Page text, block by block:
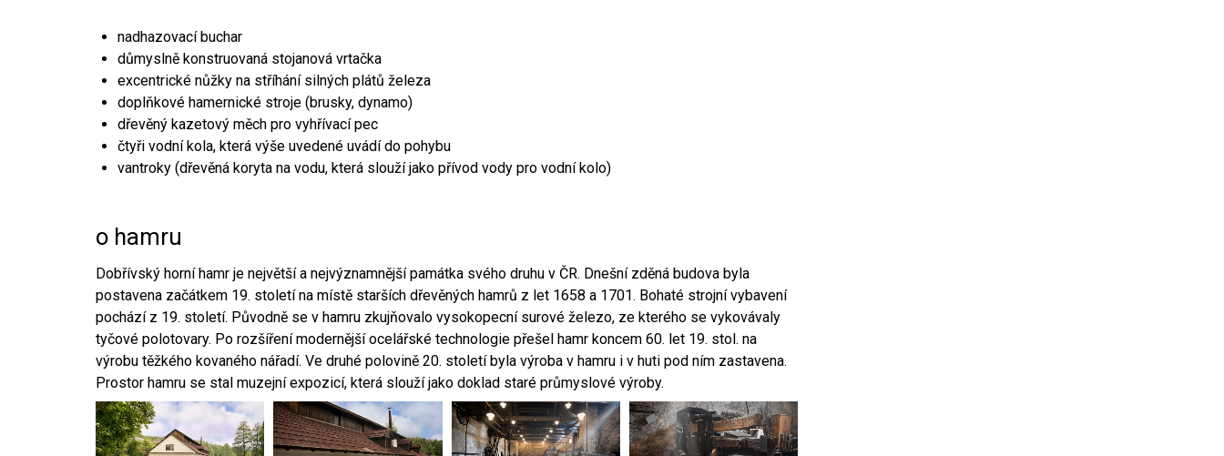
nadhazovací buchar
důmyslně konstruovaná stojanová vrtačka
excentrické nůžky na stříhání silných plátů železa
doplňkové hamernické stroje (brusky, dynamo)
dřevěný kazetový měch pro vyhřívací pec
čtyři vodní kola, která výše uvedené uvádí do pohybu
vantroky (dřevěná koryta na vodu, která slouží jako přívod vody pro vodní kolo)
o hamru
Dobřívský horní hamr je největší a nejvýznamnější památka svého druhu v ČR. Dnešní zděná budova byla
postavena začátkem 19. století na místě starších dřevěných hamrů z let 1658 a 1701. Bohaté strojní vybavení
pochází z 19. století. Původně se v hamru zkujňovalo vysokopecní surové železo, ze kterého se vykovávaly
tyčové polotovary. Po rozšíření modernější ocelářské technologie přešel hamr koncem 60. let 19. stol. na
výrobu těžkého kovaného nářadí. Ve druhé polovině 20. století byla výroba v hamru i v huti pod ním zastavena.
Prostor hamru se stal muzejní expozicí, která slouží jako doklad staré průmyslové výroby.